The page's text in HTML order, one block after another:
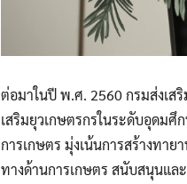
ต่อมาในปี พ.ศ. 2560 กรมส่งเส
เสริมยุวเกษตรกรในระดับอุดม
การเกษตร มุ่งเน้นการสร้างทา
ทางด้านการเกษตร สนับสนุนแล